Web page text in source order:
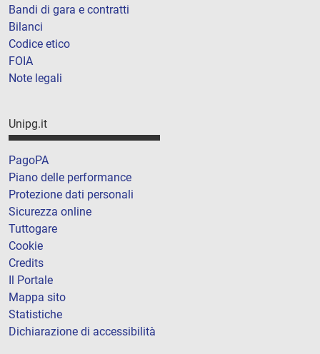
Bandi di gara e contratti
Bilanci
Codice etico
FOIA
Note legali
Unipg.it
PagoPA
Piano delle performance
Protezione dati personali
Sicurezza online
Tuttogare
Cookie
Credits
Il Portale
Mappa sito
Statistiche
Dichiarazione di accessibilità